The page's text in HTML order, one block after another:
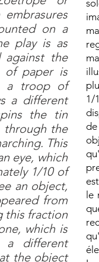
on a
play is as
the
paper is
a troop of
a different
the tin
through the
This
eye, which
1/10 of
an object,
from
this fraction
which is
different
the object
1/
le